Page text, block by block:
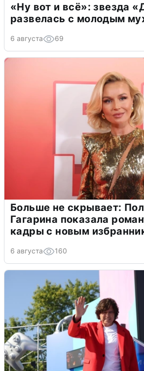
«Ну вот и всё»: звезда
развелась с молодым
6 августа 69
Больше не скрывает:
Гагарина показала
кадры с новым
6 августа 160